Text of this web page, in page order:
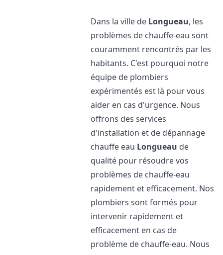
Dans la ville de Longueau, les
problèmes de chauffe-eau sont
couramment rencontrés par les
habitants. C'est pourquoi notre
équipe de plombiers
expérimentés est là pour vous
aider en cas d'urgence. Nous
offrons des services
d'installation et de dépannage
chauffe eau Longueau de
qualité pour résoudre vos
problèmes de chauffe-eau
rapidement et efficacement. Nos
plombiers sont formés pour
intervenir rapidement et
efficacement en cas de
problème de chauffe-eau. Nous